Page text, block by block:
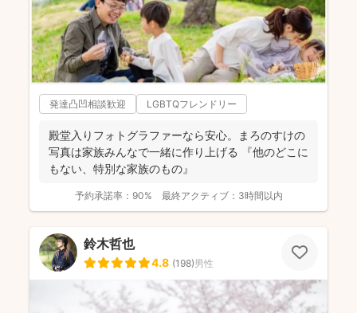
発達凸凹相談歓迎 LGBTQフレンドリー
殿堂入りフォトグラファーなら安心。まろのすけの
写真は家族みんなで一緒に作り上げる 『他のどこに
もない、特別な家族のもの』
予約承諾率： 90% 最終アクティブ： 3時間以内
鈴木哲也
4.8 (198)男性